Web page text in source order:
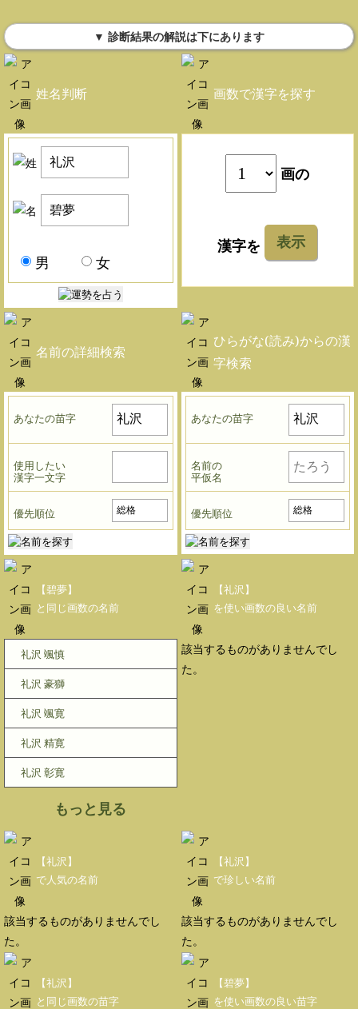
▼ 診断結果の解説は下にあります
姓名判断
男 女
画数で漢字を探す
画の
漢字を 表示
名前の詳細検索
あなたの苗字
使用したい
漢字一文字
優先順位
ひらがな(読み)からの漢
字検索
あなたの苗字
名前の
平仮名
優先順位
【碧夢】
と同じ画数の名前
礼沢 颯慎
礼沢 豪獅
礼沢 颯寛
礼沢 精寛
礼沢 彰寛
もっと見る
【礼沢】
を使い画数の良い名前
該当するものがありませんでし
た。
【礼沢】
で人気の名前
該当するものがありませんでし
た。
【礼沢】
で珍しい名前
該当するものがありませんでし
た。
【礼沢】
と同じ画数の苗字
【碧夢】
を使い画数の良い苗字